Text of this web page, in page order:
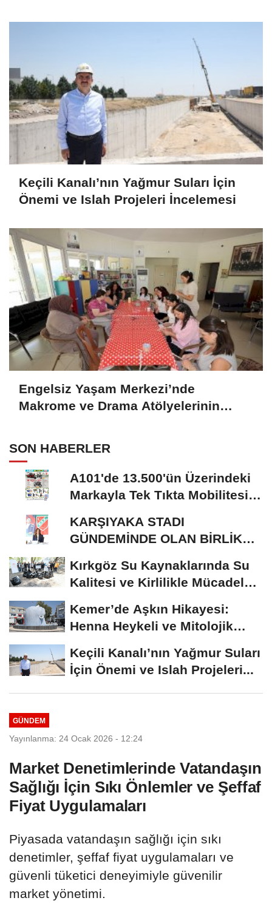
Keçili Kanalı’nın Yağmur Suları İçin
Önemi ve Islah Projeleri İncelemesi
Engelsiz Yaşam Merkezi’nde
Makrome ve Drama Atölyelerinin
SON HABERLER
A101'de 13.500'ün Üzerindeki
Markayla Tek Tıkta Mobilitesi
KARŞIYAKA STADI
GÜNDEMİNDE OLAN BİRLİK
Kırkgöz Su Kaynaklarında Su
Kalitesi ve Kirlilikle Mücadele:
Kemer’de Aşkın Hikayesi:
Henna Heykeli ve Mitolojik
Keçili Kanalı’nın Yağmur Suları
İçin Önemi ve Islah Projeleri...
GÜNDEM
Yayınlanma: 24 Ocak 2026 - 12:24
Market Denetimlerinde Vatandaşın
Sağlığı İçin Sıkı Önlemler ve Şeffaf
Fiyat Uygulamaları
Piyasada vatandaşın sağlığı için sıkı
denetimler, şeffaf fiyat uygulamaları ve
güvenli tüketici deneyimiyle güvenilir
market yönetimi.